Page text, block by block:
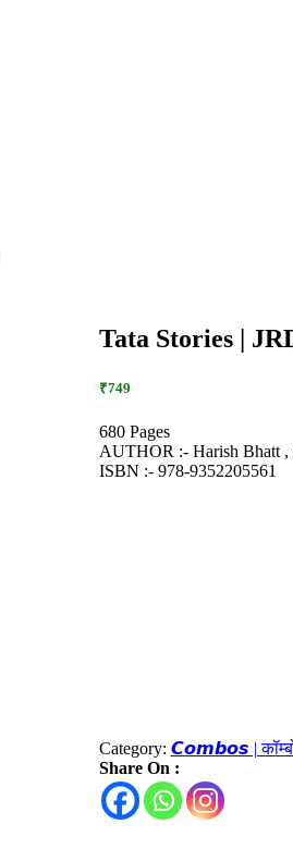
Tata Stories |
₹749
680 Pages
AUTHOR :- Harish Bhatt ,
ISBN :- 978-9352205561
Category: 𝘾𝙤𝙢𝙗𝙤𝙨 |
Share On :